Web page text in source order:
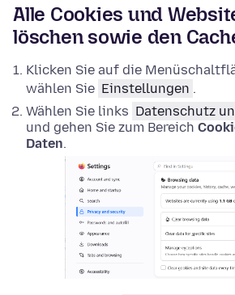
Alle Cookies und
löschen sowie den
Klicken Sie auf die
wählen Sie Einstellungen .
Wählen Sie links Datenschutz
und gehen Sie zum Bereich
Daten.